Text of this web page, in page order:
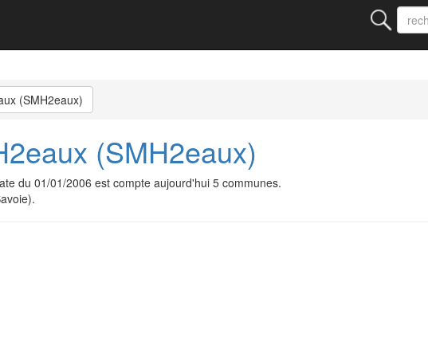
(SMH2eaux)
(SMH2eaux)
du 01/01/2006 est compte aujourd'hui 5 communes.